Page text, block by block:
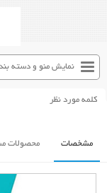
نمایش منو و دسته
مشخصات محصولات